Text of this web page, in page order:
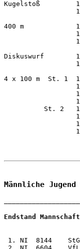
Kugelstoß
400 m
Diskuswurf
4 x 100 m  St. 1
St. 2
Männliche
Endstand